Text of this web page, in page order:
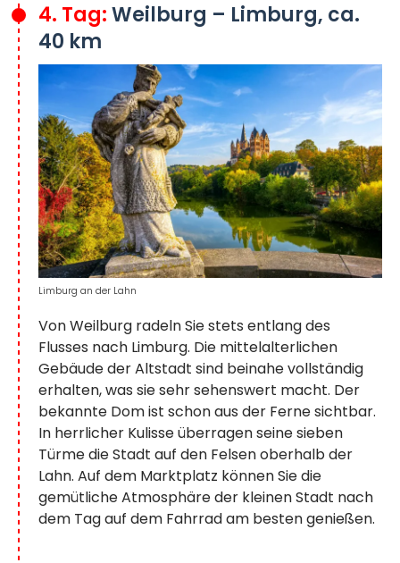
4. Tag:Weilburg – Limburg, ca.
40 km
Von Weilburg radeln Sie stets entlang des
Flusses nach Limburg. Die mittelalterlichen
Gebäude der Altstadt sind beinahe vollständig
erhalten, was sie sehr sehenswert macht. Der
bekannte Dom ist schon aus der Ferne sichtbar.
In herrlicher Kulisse überragen seine sieben
Türme die Stadt auf den Felsen oberhalb der
Lahn. Auf dem Marktplatz können Sie die
gemütliche Atmosphäre der kleinen Stadt nach
dem Tag auf dem Fahrrad am besten genießen.
Limburg an der Lahn